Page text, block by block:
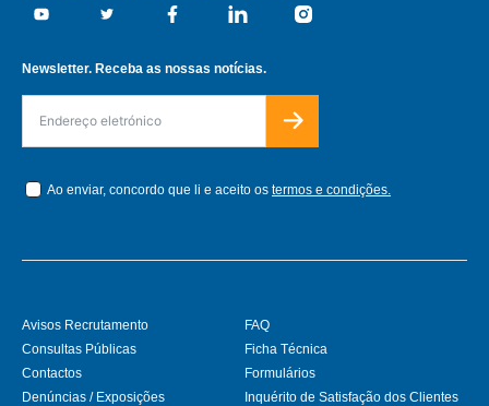
Youtube Twitter Facebook Linkedin Instagram
Newsletter. Receba as nossas notícias.
Ao enviar, concordo que li e aceito os termos e condições.
Avisos Recrutamento
Consultas Públicas
Contactos
Denúncias / Exposições
FAQ
Ficha Técnica
Formulários
Inquérito de Satisfação dos Clientes